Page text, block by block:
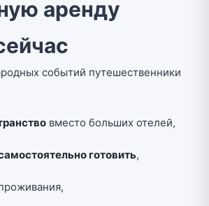
аренду
событий путешественники
вместо больших отелей,
готовить,